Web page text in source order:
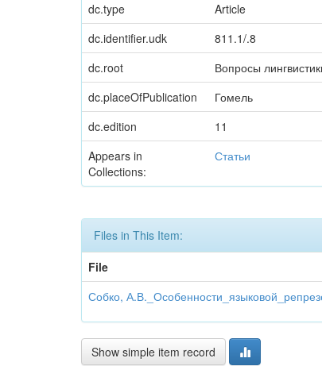
dc.type
Article
dc.identifier.udk
811.1/.8
dc.root
Вопросы
dc.placeOfPublication
Гомель
dc.edition
11
Appears in
Collections:
Статьи
Files in This Item:
File
Собко,
Show simple item record